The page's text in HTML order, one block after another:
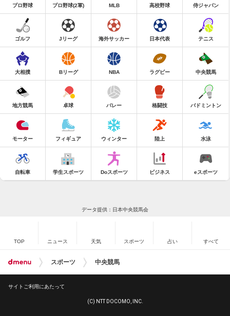
プロ野球 プロ野球(2軍) MLB 高校野球 侍ジャパン
ゴルフ Jリーグ 海外サッカー 日本代表 テニス
大相撲 Bリーグ NBA ラグビー 中央競馬
地方競馬 卓球 バレー 格闘技 バドミントン
モーター フィギュア ウィンター 陸上 水泳
自転車 学生スポーツ Doスポーツ ビジネス eスポーツ
データ提供：日本中央競馬会
TOP ニュース 天気 スポーツ 占い すべて
スポーツ 中央競馬
サイトご利用にあたって
(C) NTT DOCOMO, INC.